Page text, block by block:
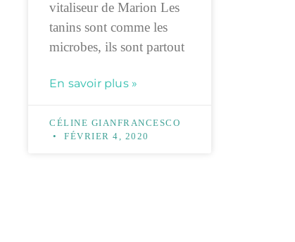
vitaliseur de Marion Les
tanins sont comme les
microbes, ils sont partout
En savoir plus »
CÉLINE GIANFRANCESCO
FÉVRIER 4, 2020